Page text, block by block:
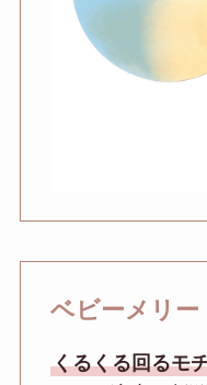
ベビーメリー
くるくる回るモ